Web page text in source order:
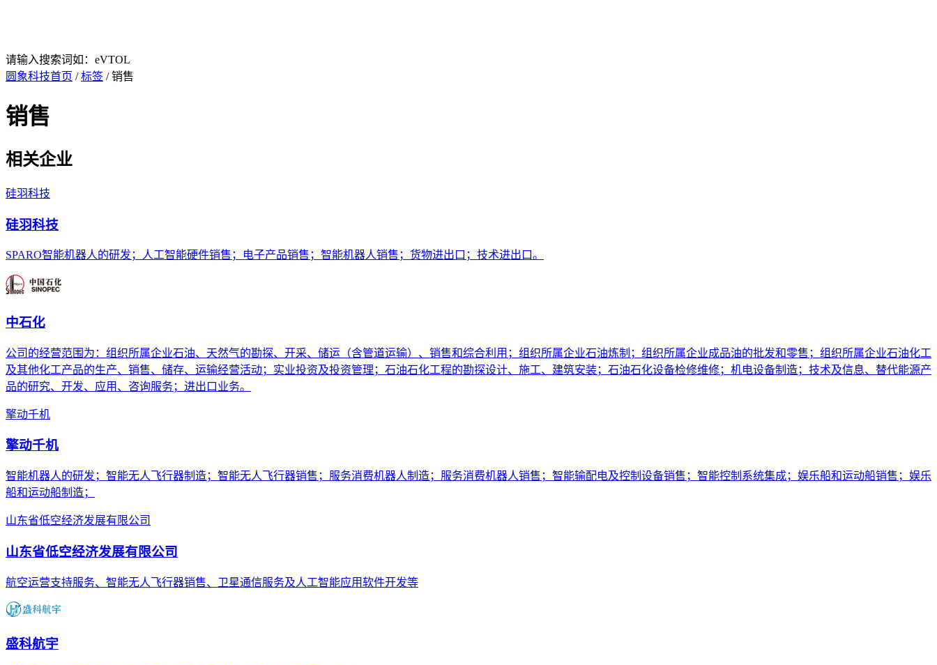
请输入搜索词如：eVTOL
圆象科技首页 /标签 / 销售
销售
相关企业
硅羽科技
硅羽科技
SPARO智能机器人的研发；人工智能硬件销售；电子产品销售；智能机器人销售；货物进出口；技术进出口。
中石化
公司的经营范围为：组织所属企业石油、天然气的勘探、开采、储运（含管道运输）、销售和综合利用；组织所属企业石油炼制；组织所属企业成品油的批发和零售；组织所属企业石油化工
及其他化工产品的生产、销售、储存、运输经营活动；实业投资及投资管理；石油石化工程的勘探设计、施工、建筑安装；石油石化设备检修维修；机电设备制造；技术及信息、替代能源产
品的研究、开发、应用、咨询服务；进出口业务。
擎动千机
擎动千机
智能机器人的研发；智能无人飞行器制造；智能无人飞行器销售；服务消费机器人制造；服务消费机器人销售；智能输配电及控制设备销售；智能控制系统集成；娱乐船和运动船销售；娱乐
船和运动船制造；
山东省低空经济发展有限公司
山东省低空经济发展有限公司
航空运营支持服务、智能无人飞行器销售、卫星通信服务及人工智能应用软件开发等
盛科航宇